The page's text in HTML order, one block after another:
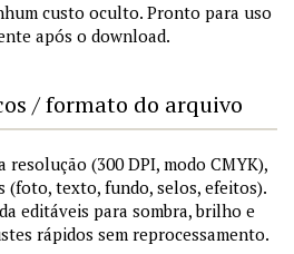
custo oculto. Pronto para uso
após o download.
/ formato do arquivo
(300 DPI, modo CMYK),
(foto, texto, fundo, selos, efeitos).
editáveis para sombra, brilho e
rápidos sem reprocessamento.